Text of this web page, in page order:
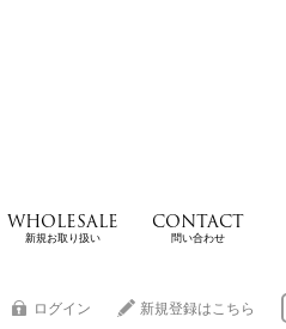
WHOLESALE
新規お取り扱い
CONTACT
問い合わせ
ログイン 新規登録はこちら